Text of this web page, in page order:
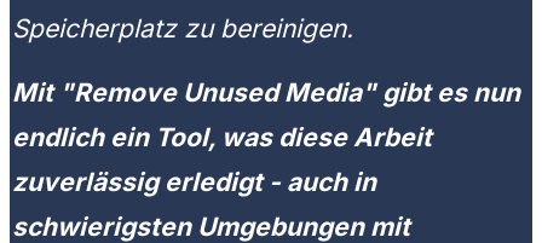
Speicherplatz zu bereinigen.
Mit "Remove Unused Media" gibt es nun
endlich ein Tool, was diese Arbeit
zuverlässig erledigt - auch in
schwierigsten Umgebungen mit